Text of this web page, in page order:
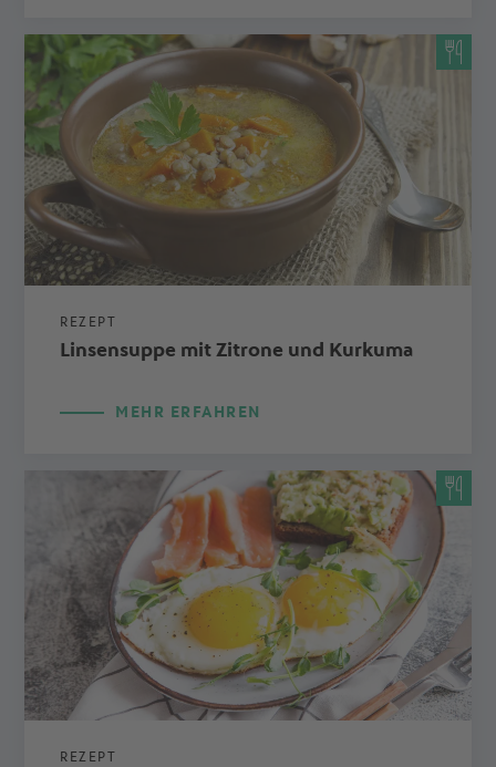
REZEPT
Linsensuppe mit Zitrone und Kurkuma
MEHR ERFAHREN
REZEPT